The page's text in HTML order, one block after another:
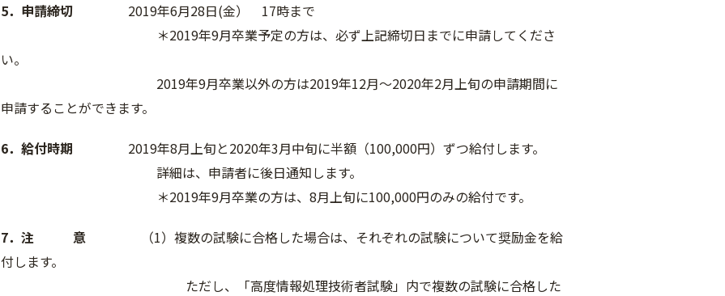
5．申請締切 2019年6月28日(金） 17時まで
＊2019年9月卒業予定の方は、必ず上記締切日までに申請してくださ
い。
2019年9月卒業以外の方は2019年12月～2020年2月上旬の申請期間に
申請することができます。
6．給付時期 2019年8月上旬と2020年3月中旬に半額（100,000円）ずつ給付します。
詳細は、申請者に後日通知します。
＊2019年9月卒業の方は、8月上旬に100,000円のみの給付です。
7．注 意 （1）複数の試験に合格した場合は、それぞれの試験について奨励金を給
付します。
ただし、「高度情報処理技術者試験」内で複数の試験に合格した